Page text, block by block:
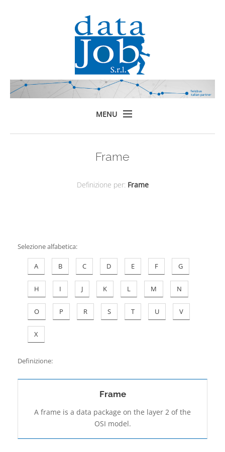
MENU
Frame
Definizione per: Frame
Selezione alfabetica:
A B C D E F G
H I J K L M N
O P R S T U V
X
Definizione:
Frame
A frame is a data package on the layer 2 of the
OSI model.